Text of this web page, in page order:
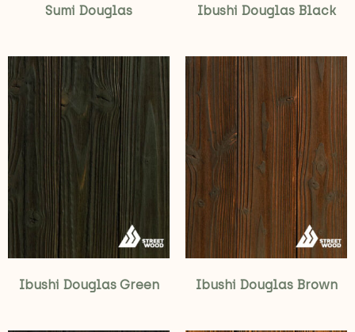
Sumi Douglas Ibushi Douglas Black
Ibushi Douglas Green Ibushi Douglas Brown